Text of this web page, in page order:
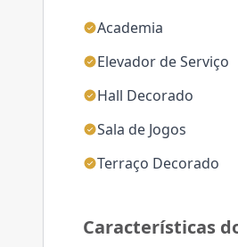
Academia
Elevador de Serviço
Hall Decorado
Sala de Jogos
Terraço Decorado
Características